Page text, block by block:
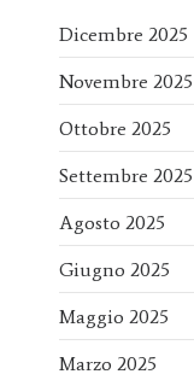
Dicembre 2025
Novembre 2025
Ottobre 2025
Settembre 2025
Agosto 2025
Giugno 2025
Maggio 2025
Marzo 2025